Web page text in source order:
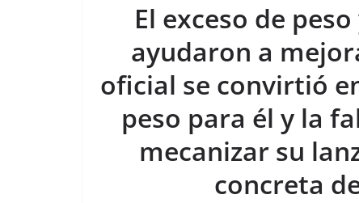
El exceso de
ayudaron a
oficial se convirtió
peso para él y la
mecanizar su
concreta